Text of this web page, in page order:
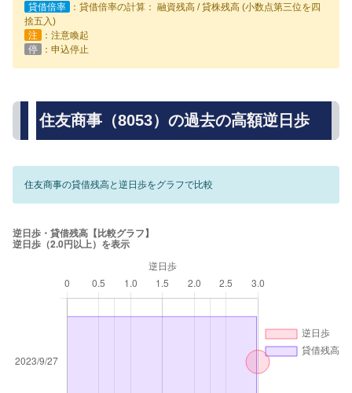
貸借倍率
：貸借倍率の計算： 融資残高 / 貸株残高 (小数点第三位を四
捨五入)
注
：注意喚起
停
：申込停止
住友商事（8053）の過去の高額逆日歩
住友商事の貸借残高と逆日歩をグラフで比較